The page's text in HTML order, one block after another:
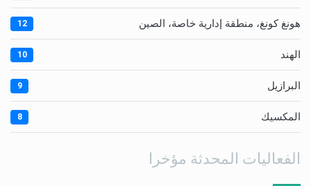
هونغ كونغ، منطقة إدارية خاصة، الصين 12
الهند 10
البرازيل 9
المكسيك 8
الفعاليات المحدثة مؤخرا